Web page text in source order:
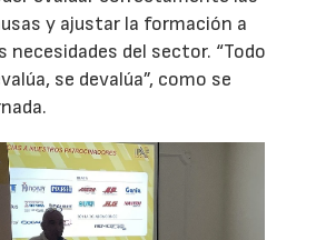
y ajustar la formación a
necesidades del sector. “Todo
se devalúa”, como se